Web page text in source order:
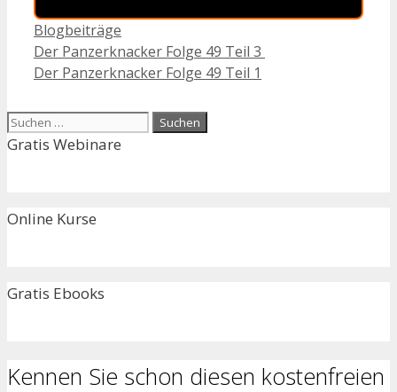
Kategorien
Blogbeiträge
Der Panzerknacker Folge 49 Teil 3
Der Panzerknacker Folge 49 Teil 1
Suchen
nach:
Gratis Webinare
Online Kurse
Gratis Ebooks
Kennen Sie schon diesen kostenfreien